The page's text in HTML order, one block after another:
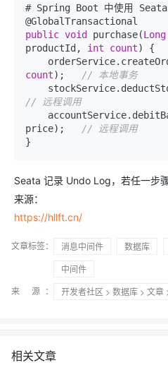
# Spring Boot 中使用 Seata
public void purchase(Long
productId, int count) {
count); // 本地事务
// 远程调用
price); // 远程调用
Seata 记录 Undo Log，若任一步
来源：
https://hllft.cn/
文章标签： 消息中间件 数据库
中间件
来 源：
开发者社区 > 数据库 > 文章
相关文章